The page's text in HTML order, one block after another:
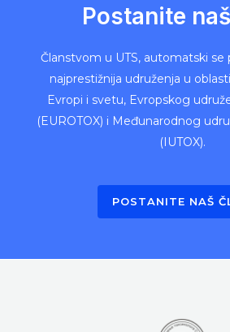
Postanite
Članstvom u UTS, automatski se
najprestižnija udruženja u
Evropi i svetu, Evropskog
(EUROTOX) i Međunarodnog
(IUTOX).
POSTANITE NAŠ